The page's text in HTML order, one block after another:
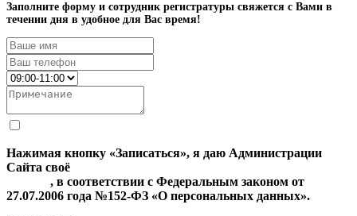
Заполните форму и сотрудник регистратуры свяжется с Вами в
течении дня в удобное для Вас время!
Нажимая кнопку «Записаться», я даю Администрации
Сайта своё
, в соответствии с Федеральным законом от
27.07.2006 года №152-ФЗ «О персональных данных».